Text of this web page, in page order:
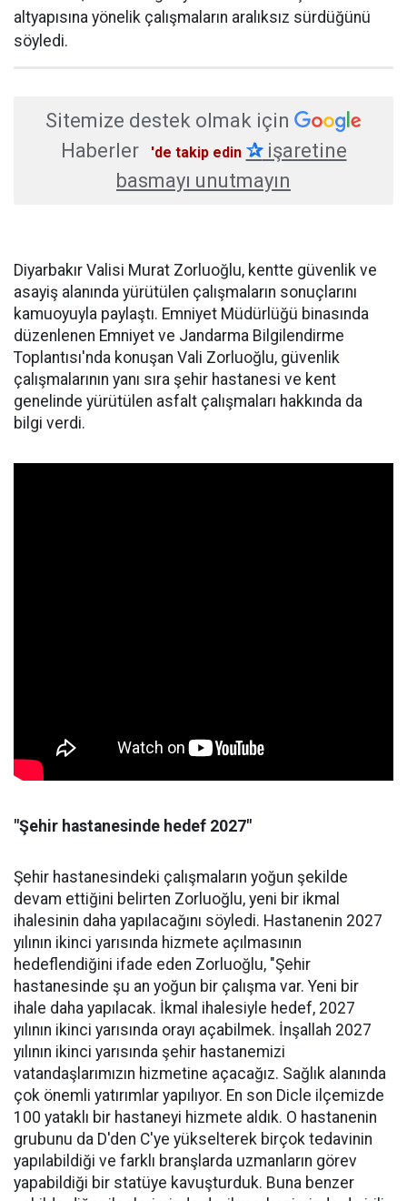
altyapısına yönelik çalışmaların aralıksız sürdüğünü
söyledi.
Sitemize destek olmak için
Haberler
'de takip edin ✰işaretine
basmayı unutmayın
Diyarbakır Valisi Murat Zorluoğlu, kentte güvenlik ve
asayiş alanında yürütülen çalışmaların sonuçlarını
kamuoyuyla paylaştı. Emniyet Müdürlüğü binasında
düzenlenen Emniyet ve Jandarma Bilgilendirme
Toplantısı'nda konuşan Vali Zorluoğlu, güvenlik
çalışmalarının yanı sıra şehir hastanesi ve kent
genelinde yürütülen asfalt çalışmaları hakkında da
bilgi verdi.
"Şehir hastanesinde hedef 2027"
Şehir hastanesindeki çalışmaların yoğun şekilde
devam ettiğini belirten Zorluoğlu, yeni bir ikmal
ihalesinin daha yapılacağını söyledi. Hastanenin 2027
yılının ikinci yarısında hizmete açılmasının
hedeflendiğini ifade eden Zorluoğlu, "Şehir
hastanesinde şu an yoğun bir çalışma var. Yeni bir
ihale daha yapılacak. İkmal ihalesiyle hedef, 2027
yılının ikinci yarısında orayı açabilmek. İnşallah 2027
yılının ikinci yarısında şehir hastanemizi
vatandaşlarımızın hizmetine açacağız. Sağlık alanında
çok önemli yatırımlar yapılıyor. En son Dicle ilçemizde
100 yataklı bir hastaneyi hizmete aldık. O hastanenin
grubunu da D'den C'ye yükselterek birçok tedavinin
yapılabildiği ve farklı branşlarda uzmanların görev
yapabildiği bir statüye kavuşturduk. Buna benzer